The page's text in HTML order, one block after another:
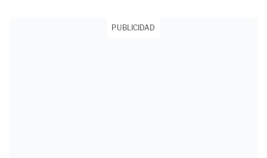
PUBLICIDAD